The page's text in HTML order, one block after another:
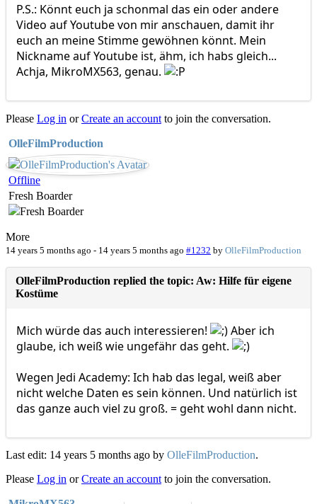
P.S.: Könnt euch ja schonmal das ein oder andere
Video auf Youtube von mir anschauen, damit ihr
euch an meine Stimme gewöhnen könnt. Mein
Nickname auf Youtube ist, ähm, ich habs gleich...
Achja, MikroMX563, genau.
Please Log in orCreate an account to join the conversation.
OlleFilmProduction
Offline
Fresh Boarder
More
14 years 5 months ago - 14 years 5 months ago #1232 by OlleFilmProduction
OlleFilmProduction replied the topic: Aw: Hilfe für eigene
Kostüme
Mich würde das auch interessieren!
Aber ich
glaube, ich weiß wie ungefähr das geht.
Wegen Jedi Academy: Ich hab das legal, weiß aber
nicht welche Daten es sein können. Und natürlich ist
das ganze auch viel zu groß. = geht wohl dann nicht.
Last edit: 14 years 5 months ago by OlleFilmProduction.
Please Log in orCreate an account to join the conversation.